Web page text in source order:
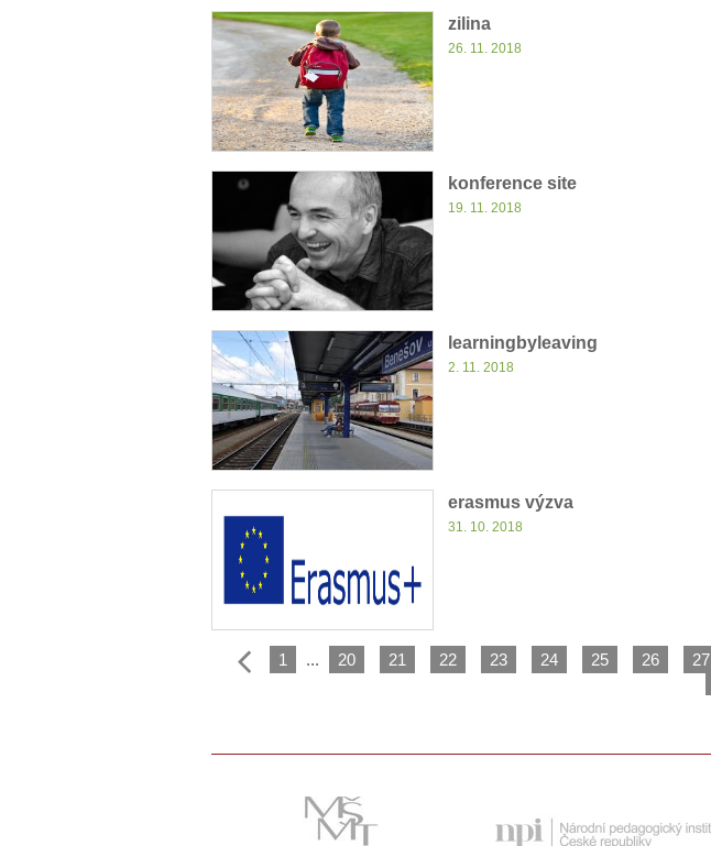
zilina
26. 11. 2018
konference site
19. 11. 2018
learningbyleaving
2. 11. 2018
erasmus výzva
31. 10. 2018
1 ... 20 21 22 23 24 25 26 27